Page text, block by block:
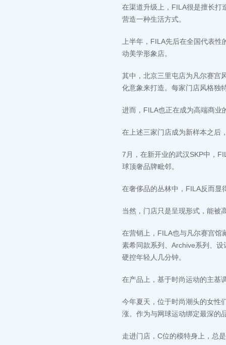
在渠道升级上，FILA很是擅长打
营造一种生活方式。
上半年，FILA先后在全国代表
动美学形象店。
其中，北京三里屯店为凡尔赛宫
化意象来打造。每家门店风格独
进而，FILA也正在成为高端商业
在上述三家门店成为新样本之后
7月，在新开业的武汉SKP中，
球顶奢品牌毗邻。
在奢侈品的丛林中，FILA反而显
当然，门店只是呈现形式，能被
在营销上，FILA也与凡尔赛宫馆
素希同款系列、Archive系列、
硬控年轻人几分钟。
在产品上，基于时尚运动的主基
今年夏天，位于时尚潮头的女性
涨。作为与网球运动绑定最深的
走进门店，C位的模特身上，总